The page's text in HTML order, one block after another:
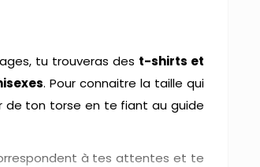
tu trouveras des t-shirts et
. Pour connaitre la taille qui
de ton torse en te fiant au guide
à tes attentes et te